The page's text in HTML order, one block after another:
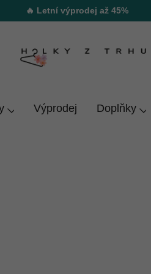
🔥 Letní výprodej až 45%
Výprodej Doplňky